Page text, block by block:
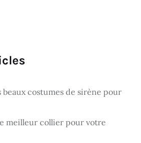
beaux costumes de sirène pour
meilleur collier pour votre